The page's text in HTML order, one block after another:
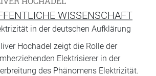
WISSENSCHAFT
in der deutschen Aufklärung
Hochadel zeigt die Rolle der
Elektrisierer in der
des Phänomens Elektrizität.